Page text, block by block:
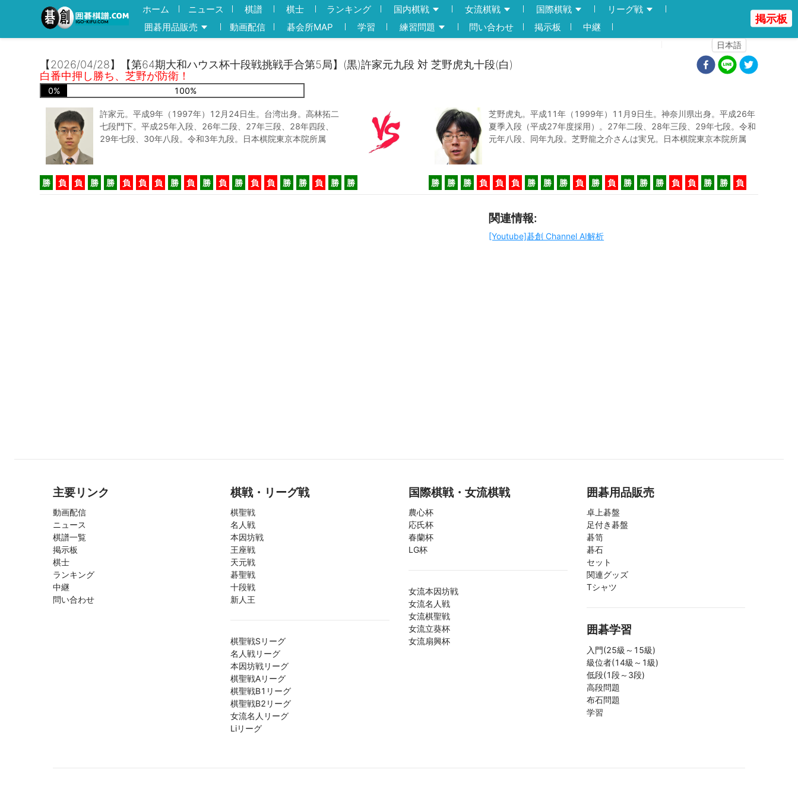
ホーム ニュース 棋譜 棋士 ランキング 国内棋戦 女流棋戦 国際棋戦
リーグ戦
囲碁用品販売
動画配信 碁会所MAP 学習 練習問題 問い合わせ 掲示板
中継
日本語
掲示板
【2026/04/28】【第64期大和ハウス杯十段戦挑戦手合第5局】(黒)許家元九段 対 芝野虎丸十段(白)
白番中押し勝ち、芝野が防衛！
0% 100%
許家元。平成9年（1997年）12月24日生。台湾出身。高林拓二
七段門下。平成25年入段、26年二段、27年三段、28年四段、
29年七段、30年八段。令和3年九段。日本棋院東京本院所属
芝野虎丸。平成11年（1999年）11月9日生。神奈川県出身。平成26年
夏季入段（平成27年度採用）。27年二段、28年三段、29年七段。令和
元年八段、同年九段。芝野龍之介さんは実兄。日本棋院東京本院所属
勝 負 負 勝 勝 負 負 負 勝 負 勝 負 勝 負 負 勝 勝 負 勝 勝 勝 勝 勝 負 負 負 勝 勝 勝 負 勝 負 勝 勝 勝 負 負 勝 勝 負
関連情報:
[Youtube]碁創 Channel AI解析
主要リンク
動画配信
ニュース
棋譜一覧
掲示板
棋士
ランキング
中継
問い合わせ
棋戦・リーグ戦
棋聖戦
名人戦
本因坊戦
王座戦
天元戦
碁聖戦
十段戦
新人王
棋聖戦Sリーグ
名人戦リーグ
本因坊戦リーグ
棋聖戦Aリーグ
棋聖戦B1リーグ
棋聖戦B2リーグ
女流名人リーグ
Liリーグ
国際棋戦・女流棋戦
農心杯
応氏杯
春蘭杯
LG杯
女流本因坊戦
女流名人戦
女流棋聖戦
女流立葵杯
女流扇興杯
囲碁用品販売
卓上碁盤
足付き碁盤
碁笥
碁石
セット
関連グッズ
Tシャツ
囲碁学習
入門(25級～15級)
級位者(14級～1級)
低段(1段～3段)
高段問題
布石問題
学習